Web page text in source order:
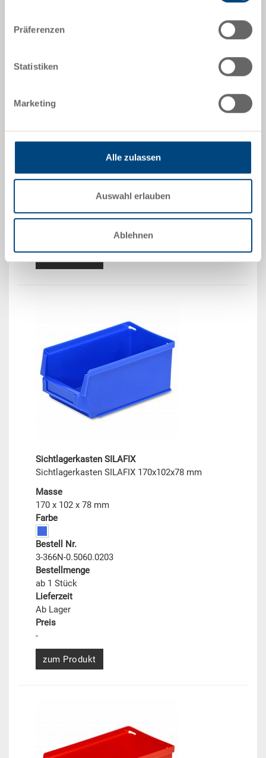
Präferenzen
Statistiken
Marketing
Alle zulassen
Auswahl erlauben
Ablehnen
Sichtlagerkasten SILAFIX 170x102x78 mm
170 x 102 x 78 mm
Bestell Nr.
3-366N-0.6110.0203
ab 1 Stück
Preis
zum Produkt
Sichtlagerkasten SILAFIX
Sichtlagerkasten SILAFIX 170x102x78 mm
Masse
170 x 102 x 78 mm
Farbe
Bestell Nr.
3-366N-0.5060.0203
Bestellmenge
ab 1 Stück
Lieferzeit
Ab Lager
Preis
-
zum Produkt